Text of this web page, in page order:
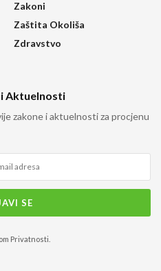
Zakoni
Zaštita Okoliša
Zdravstvo
i Aktuelnosti
zakone i aktuelnosti za procjenu
Privatnosti